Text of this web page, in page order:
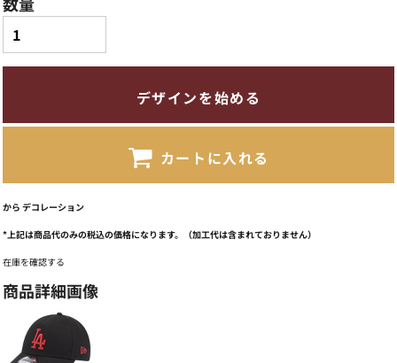
デザインを始める
カートに入れる
から デコレーション
*上記は商品代のみの税込の価格になります。（加工代は含まれておりません）
在庫を確認する
商品詳細画像